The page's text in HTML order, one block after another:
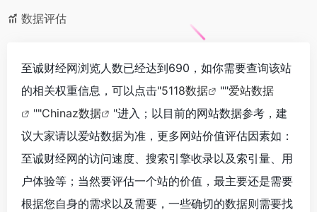
数据评估
至诚财经网浏览人数已经达到690，如你需要查询该站
的相关权重信息，可以点击"5118数据 ""爱站数据
""Chinaz数据
"进入；以目前的网站数据参考，建
议大家请以爱站数据为准，更多网站价值评估因素如：
至诚财经网的访问速度、搜索引擎收录以及索引量、用
户体验等；当然要评估一个站的价值，最主要还是需要
根据您自身的需求以及需要，一些确切的数据则需要找